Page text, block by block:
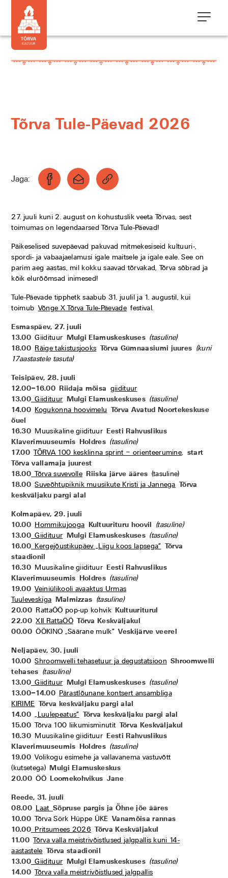
Tõrva Tule-Päevad 2026
Jaga:
27. juuli kuni 2. august on kohustuslik veeta Tõrvas, sest
toimumas on legendaarsed Tõrva Tule-Päevad!
Päikeselised suvepäevad pakuvad mitmekesiseid kultuuri-,
spordi- ja vabaajaelamusi igale maitsele ja igale eale. See on
parim aeg aastas, mil kokku saavad tõrvakad, Tõrva sõbrad ja
kõik elurõõmsad inimesed!
Tule-Päevade tipphetk saabub 31. juulil ja 1. augustil, kui
toimubVõnge X Tõrva Tule-Päevadefestival.
Esmaspäev, 27. juuli
13.00 Giidituur Mulgi Elamuskeskuses (tasuline)
18.00 Räige takistusjooks Tõrva Gümnaasiumi juures (kuni
17aastastele tasuta)
Teisipäev, 28. juuli
12.00–16.00 Riidaja mõisa giidituur
13.00 Giidituur Mulgi Elamuskeskuses (tasuline)
14.00 Kogukonna hoovimelu Tõrva Avatud Noortekeskuse
õuel
16.30 Muusikaline giidituurEesti Rahvuslikus
Klaverimuuseumis Holdres (tasuline)
17.00 TÕRVA 100 kesklinna sprint – orienteerumine
start
Tõrva vallamaja juurest
18.00 Tõrva suvevolle Riiska järve ääres (tasuline)
18.00 Suveõhtupiknik muusikute Kristi ja Jannega Tõrva
keskväljaku pargi alal
Kolmapäev, 29. juuli
10.00 Hommikujooga Kultuurituru hoovil (tasuline)
13.00 Giidituur Mulgi Elamuskeskuses (tasuline)
16.00 Kergejõustikupäev „Liigu koos lapsega” Tõrva
staadionil
16.30 Muusikaline giidituurEesti Rahvuslikus
Klaverimuuseumis Holdres (tasuline)
19.00 Veiniülikooli avaaktus Urmas
Tuuleveskiga Malmizzas (tasuline)
20.00 RattaÖÖ pop-up kohvikKultuuriturul
22.00 XII RattaÖÖ Tõrva Keskväljakul
00.00 ÖÖKINO „Säärane mulk”Veskijärve veerel
Neljapäev, 30. juuli
10.00 Shroomwelli tehasetuur ja degustatsioon Shroomwelli
tehases (tasuline)
13.00 Giidituur Mulgi Elamuskeskuses (tasuline)
13.00–14.00 Pärastlõunane kontsert ansambliga
KIRIME Tõrva keskväljaku pargi alal
14.00
„Luulepeatus” Tõrva keskväljaku pargi alal
15.00 Tõrva 100 liikumisminutitTõrva Keskväljakul
16.30 Muusikaline giidituurEesti Rahvuslikus
Klaverimuuseumis Holdres (tasuline)
19.00 Volikogu esimehe ja vallavanema vastuvõtt
(kutsetega)Mulgi Elamuskeskus
20.00 ÖÖLoomekohvikus Jane
Reede, 31. juuli
08.00 Laat Sõpruse pargis ja Õhne jõe ääres
10.00 Tõrva Sörk Hüppe ÜKEVanamõisa rannas
10.00 Pritsumees 2026 Tõrva Keskväljakul
11.00 Tõrva valla meistrivõistlused jalgpallis kuni 14-
aastastele Tõrva staadionil
13.00 Giidituur Mulgi Elamuskeskuses (tasuline)
14.00 Tõrva valla meistrivõistlused jalgpallis